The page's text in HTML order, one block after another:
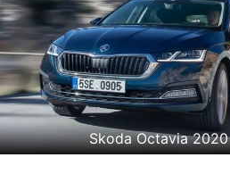
Skoda Octavia 2020